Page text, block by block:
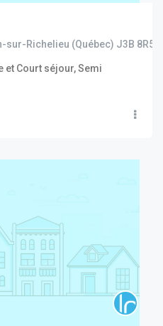
sur-Richelieu (Québec) J3B 8R5
et Court séjour, Semi